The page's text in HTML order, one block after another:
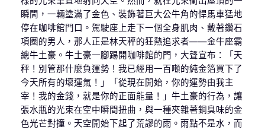
瞬間，一輛塗滿了金色、裝飾著巨大公牛角的悍馬車猛地
停在咖啡館門口。駕駛座上走下一個全身肌肉、戴著鑽石
項圈的男人，那人正是林天秤的狂熱追求者——金牛座霸
總牛土豪。牛土豪一腳踢開咖啡館的門，大聲宣布：「天
秤！別管那什麼負運勢！我已經用一百噸的純金箔買下了
今天所有的壞運氣！」「從現在開始，你的運勢由我主
宰！我的金錢，就是你的正面能量！」牛土豪的行為，讓
張水瓶的光束在空中瞬間扭曲，與一種夾雜著銅臭味的金
色光芒對撞。天空開始下起了荒謬的雨。雨點不是水，而